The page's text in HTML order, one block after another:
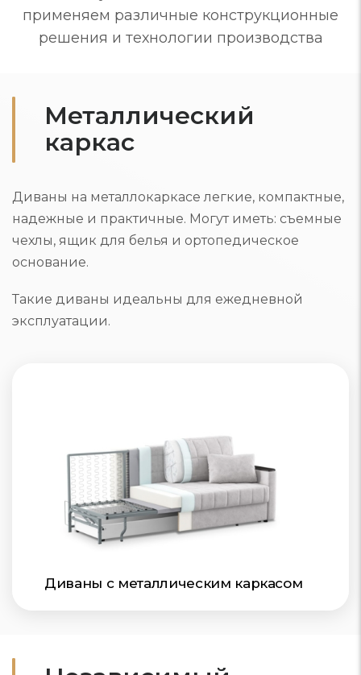
применяем различные конструкционные
решения и технологии производства
Металлический
каркас
Диваны на металлокаркасе легкие, компактные,
надежные и практичные. Могут иметь: съемные
чехлы, ящик для белья и ортопедическое
основание.
Такие диваны идеальны для ежедневной
эксплуатации.
Диваны с металлическим каркасом